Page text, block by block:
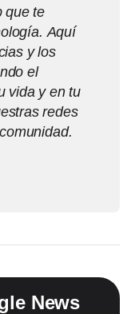
que te
Aquí
y los
el
vida y en tu
redes
News